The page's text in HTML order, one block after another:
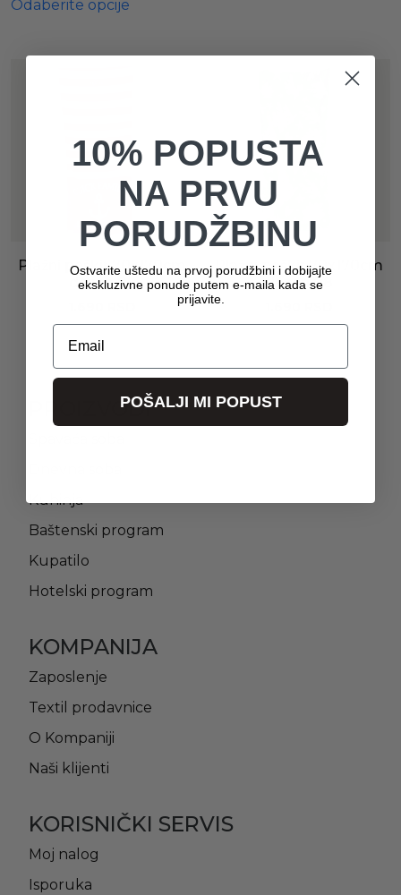
Odaberite opcije
Plažni peškir 70x170cm
dezen 05
Plažni peškir 70x170cm
dezen 08
PROIZVODI
Kuhinja
Baštenski program
Kupatilo
Hotelski program
KOMPANIJA
Zaposlenje
Textil prodavnice
O Kompaniji
Naši klijenti
KORISNIČKI SERVIS
Moj nalog
Isporuka
10% POPUSTA
NA PRVU
PORUDŽBINU
Ostvarite uštedu na prvoj porudžbini i dobijajte
ekskluzivne ponude putem e-maila kada se
prijavite.
Email
POŠALJI MI POPUST